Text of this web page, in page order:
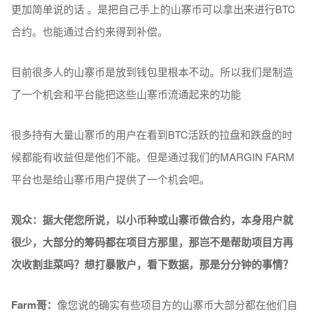
更加简单说的话 。是把自己手上的山寨币可以拿出来进行BTC
合约。也能通过合约来得到补偿。
目前很多人的山寨币是放到钱包里根本不动。所以我们是制造
了一个机会和平台能把这些山寨币流通起来的功能
很多持有大量山寨币的用户在看到BTC活跃的拉盘和跌盘的时
候都能有收益但是他们不能。但是通过我们的MARGIN FARM
平台也是给山寨币用户提供了一个机会吧。
观众：据大佬您所说，以小币种或山寨币做合约，本身用户就
很少，大部分的筹码都在项目方那里，那岂不是帮助项目方再
次收割韭菜吗？想打暴散户，看下数据，那是分分钟的事情？
Farm哥：像您说的确实有些项目方的山寨币大部分都在他们自